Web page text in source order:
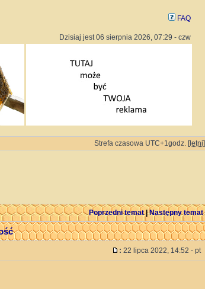
FAQ
Dzisiaj jest 06 sierpnia 2026, 07:29 - czw
Strefa czasowa UTC+1godz. [letni]
Poprzedni temat|Następny temat
: 22 lipca 2022, 14:52 - pt